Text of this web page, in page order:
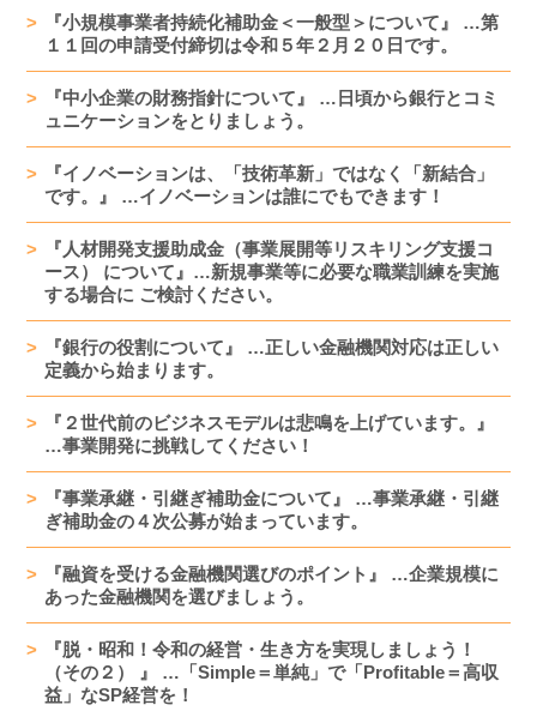
『小規模事業者持続化補助金＜一般型＞について』 …第
１１回の申請受付締切は令和５年２月２０日です。
『中小企業の財務指針について』 …日頃から銀行とコミ
ュニケーションをとりましょう。
『イノベーションは、「技術革新」ではなく「新結合」
です。』 …イノベーションは誰にでもできます！
『人材開発支援助成金（事業展開等リスキリング支援コ
ース） について』…新規事業等に必要な職業訓練を実施
する場合に ご検討ください。
『銀行の役割について』 …正しい金融機関対応は正しい
定義から始まります。
『２世代前のビジネスモデルは悲鳴を上げています。』
…事業開発に挑戦してください！
『事業承継・引継ぎ補助金について』 …事業承継・引継
ぎ補助金の４次公募が始まっています。
『融資を受ける金融機関選びのポイント』 …企業規模に
あった金融機関を選びましょう。
『脱・昭和！令和の経営・生き方を実現しましょう！
（その２） 』 …「Simple＝単純」で「Profitable＝高収
益」なSP経営を！